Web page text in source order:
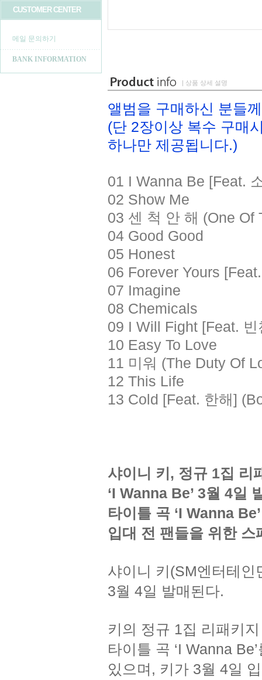
CUSTOMER CENTER
메일 문의하기
BANK INFORMATION
| 상품 상세 설명
앨범을 구매하신 분들
(단 2장이상 복수 구매
하나만 제공됩니다.)
01 I Wanna Be [Feat.
02 Show Me
03 센 척 안 해 (One Of
04 Good Good
05 Honest
06 Forever Yours
07 Imagine
08 Chemicals
09 I Will Fight [Feat.
10 Easy To Love
11 미워 (The Duty Of
12 This Life
13 Cold [Feat. 한해]
샤이니 키, 정규 1집 리
‘I Wanna Be’ 3월 4일
타이틀 곡 ‘I Wanna
입대 전 팬들을 위한 스
샤이니 키(SM엔터테인
3월 4일 발매된다.
키의 정규 1집 리패키
타이틀 곡 ‘I Wanna
있으며, 키가 3월 4일